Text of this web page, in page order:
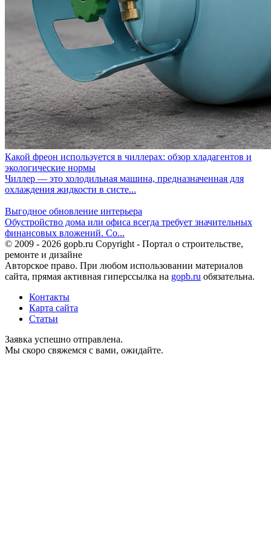
Какой фреон используется в чиллерах: обзор хладагентов и
экологические нормы
Чиллер — это холодильная машина, предназначенная для
охлаждения жидкости в систе...
Выгодное обновление интерьера
Обустройство дома или офиса всегда требует значительных
финансовых вложений. Со...
© 2009 - 2026 gopb.ru Copyright - Портал о строительстве,
ремонте и дизайне
Авторское право. При любом использовании материалов
сайта, прямая активная гиперссылка на gopb.ru обязательна.
Контакты
Карта сайта
Статьи
Заявка успешно отправлена.
Мы скоро свяжемся с вами, ожидайте.